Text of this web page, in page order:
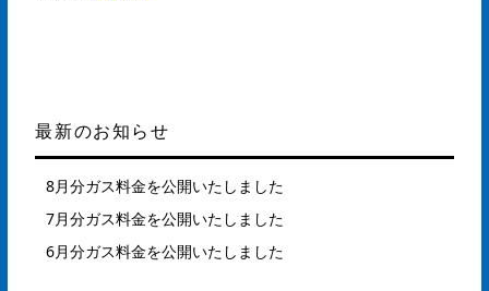
最新のお知らせ
8月分ガス料金を公開いたしました
7月分ガス料金を公開いたしました
6月分ガス料金を公開いたしました